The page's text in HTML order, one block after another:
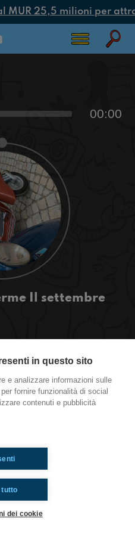
MUR 25,5 milioni per
00:00
Il settembre
promosso con una
stati rimandati e
il motorino invece
in questo sito
e analizzare informazioni sulle
fornire funzionalità di social
contenuti e pubblicità
tutto
dei cookie